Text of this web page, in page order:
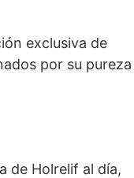
exclusiva de
por su pureza
de Holrelif al día,